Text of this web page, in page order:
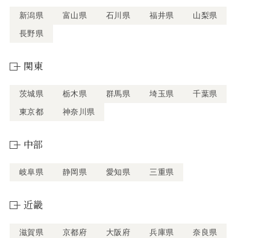
新潟県 富山県 石川県 福井県
山梨県
長野県
関東
茨城県 栃木県 群馬県 埼玉県
千葉県
東京都
神奈川県
中部
岐阜県 静岡県 愛知県 三重県
近畿
滋賀県 京都府 大阪府 兵庫県
奈良県